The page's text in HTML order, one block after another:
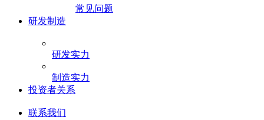
常见问题
研发制造
研发实力
制造实力
投资者关系
联系我们